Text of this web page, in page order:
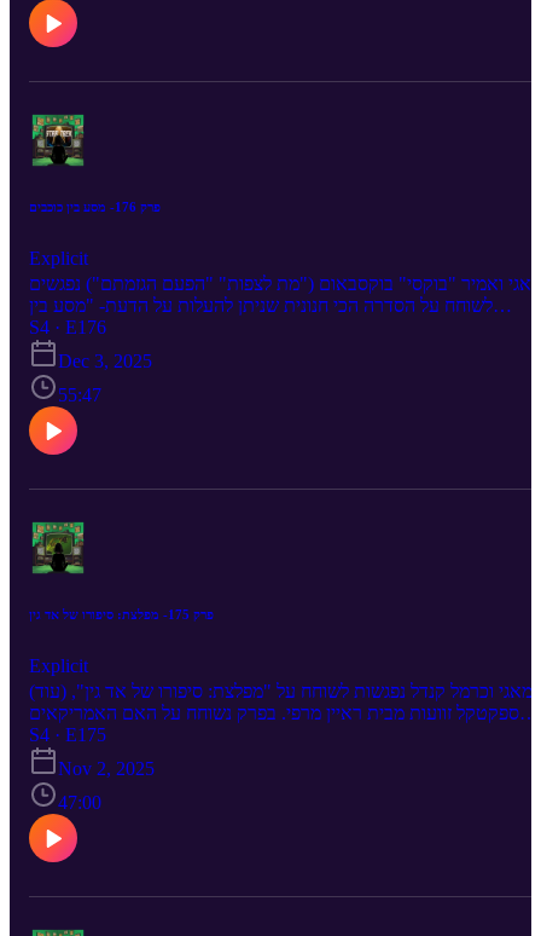
פרק 176- מסע בין כוכבים
Explicit
מאגי ואמיר "בוקסי" בוקסבאום ("מת לצפות" "הפעם הגזמתם") נפגשים
לשוחח על הסדרה הכי חנונית שניתן להעלות על הדעת- "מסע בין
כוכבים". בפרק נשוחח על הומניזם, מד"ב, גזעים בחלל וגזעים על כדור
הארץ, שמאלנות לאורך השנים ומה קשור בכלל הכיבוש? לכרטיסים
ל"לדפוק"- https://www.tzavta.co.il/event/4946
S4 · E176
Dec 3, 2025
55:47
פרק 175- מפלצת: סיפורו של אד גין
Explicit
מאגי וכרמל קנדל נפגשות לשוחח על "מפלצת: סיפורו של אד גין", (עוד)
ספקטקל זוועות מבית ראיין מרפי. בפרק נשוחח על האם האמריקאים
את הרוצח הסדרתי?, ערימות של אי דיוקים היסטורים, דיספוריה
S4 · E175
Nov 2, 2025
47:00